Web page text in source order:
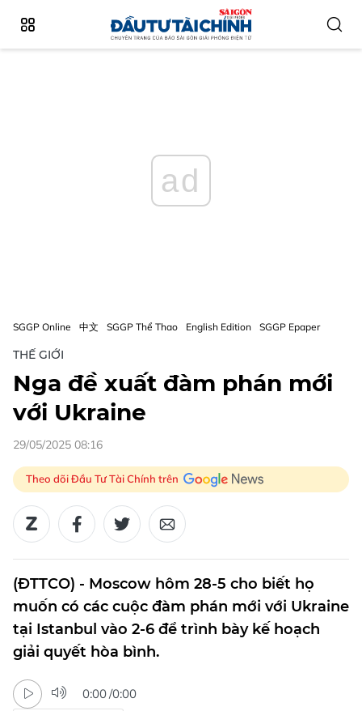
ad
SGGP Online 中文 SGGP Thể Thao English Edition SGGP Epaper
THẾ GIỚI
Nga đề xuất đàm phán mới
với Ukraine
29/05/2025 08:16
Theo dõi Đầu Tư Tài Chính trên
(ĐTTCO) - Moscow hôm 28-5 cho biết họ
muốn có các cuộc đàm phán mới với Ukraine
tại Istanbul vào 2-6 để trình bày kế hoạch
giải quyết hòa bình.
0:00/0:00